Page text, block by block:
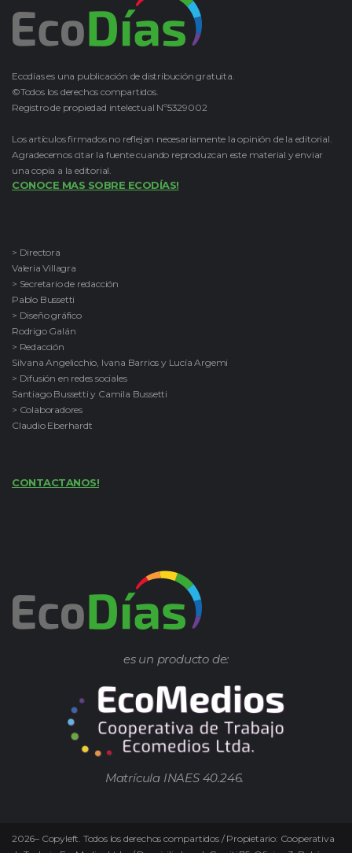
Ecodías es una publicación de distribución gratuita.
©Todos los derechos compartidos.
Registro de propiedad intelectual Nº5329002
Los artículos firmados no reflejan necesariamente la opinión de la editorial.
Agradecemos citar la fuente cuando reproduzcan este material y enviar
una copia a la editorial.
CONOCE MAS SOBRE ECODÍAS!
> Directora
Valeria Villagra
> Secretario de redacción
Pablo Bussetti
> Diseño gráfico
Rodrigo Galán
> Redacción
Silvana Angelicchio, Ivana Barrios y Lucía Argemi
> Difusión en redes sociales
Santiago Bussetti y Camila Bussetti
> Colaboradores
Claudio Eberhardt
CONTACTANOS!
es un producto de:
Matrícula INAES 40.246.
2026– Copyleft. Todos los derechos compartidos / Propietario: Cooperativa